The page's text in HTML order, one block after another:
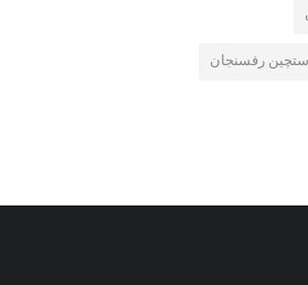
رفسنجان